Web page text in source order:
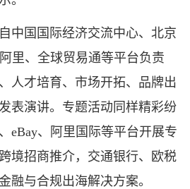
中国国际经济交流中心、北京
里、全球贸易通等平台负责
人才培育、市场开拓、品牌出
表演讲。专题活动同样精彩纷
eBay、阿里国际等平台开展专
境招商推介，交通银行、欧税
融与合规出海解决方案。